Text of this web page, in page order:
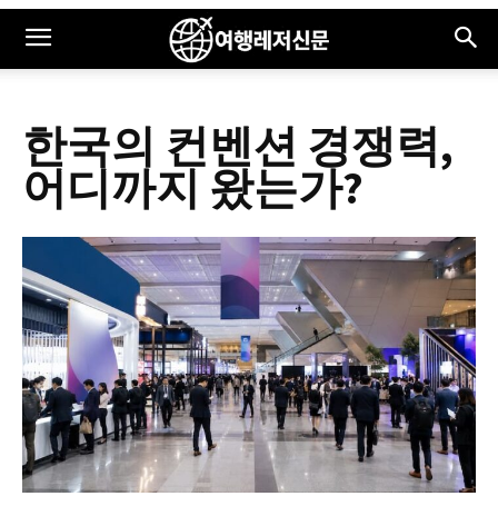
한국의 컨벤션 경쟁력,
어디까지 왔는가?